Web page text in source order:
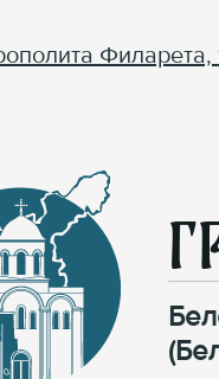
Филарета,